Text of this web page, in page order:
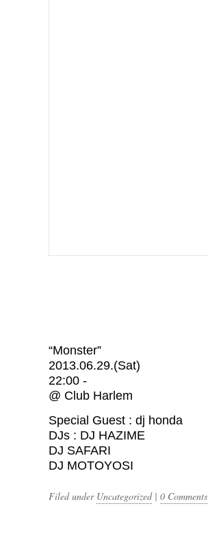
“Monster”
2013.06.29.(Sat)
22:00 -
@ Club Harlem
Special Guest : dj honda
DJs : DJ HAZIME
DJ SAFARI
DJ MOTOYOSI
Filed under Uncategorized| 0 Comments